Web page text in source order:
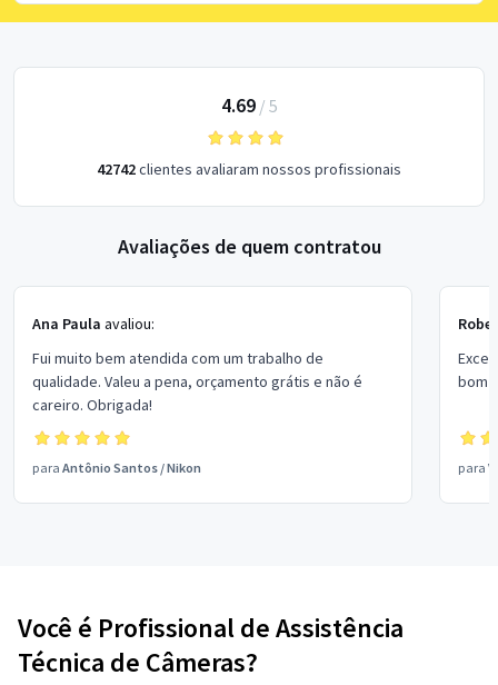
4.69/ 5
42742clientes avaliaram nossos profissionais
Avaliações de quem contratou
Ana Paula avaliou:
Fui muito bem atendida com um trabalho de
qualidade. Valeu a pena, orçamento grátis e não é
careiro. Obrigada!
para Antônio Santos /Nikon
bom
para
Você é Profissional de Assistência
Técnica de Câmeras?